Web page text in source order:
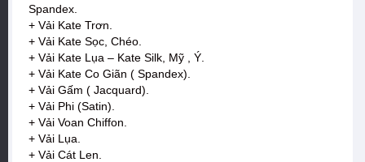
Spandex.
+ Vải Kate Trơn.
+ Vải Kate Sọc, Chéo.
+ Vải Kate Lụa – Kate Silk, Mỹ , Ý.
+ Vải Kate Co Giãn ( Spandex).
+ Vải Gấm ( Jacquard).
+ Vải Phi (Satin).
+ Vải Voan Chiffon.
+ Vải Lụa.
+ Vải Cát Len.